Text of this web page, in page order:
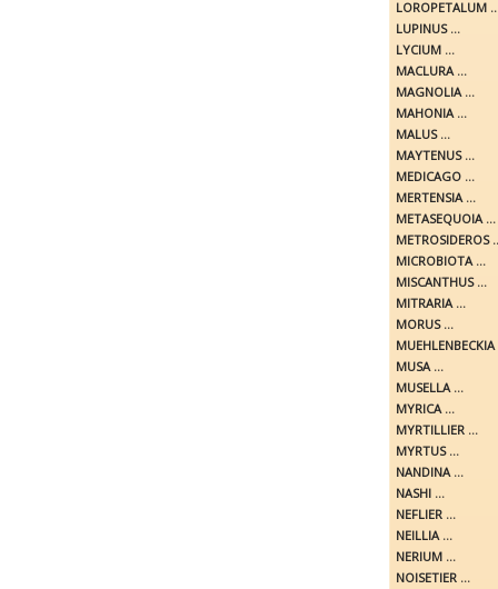
LOROPETALUM
LUPINUS ...
LYCIUM ...
MACLURA ...
MAGNOLIA ...
MAHONIA ...
MALUS ...
MAYTENUS ...
MEDICAGO ...
MERTENSIA ...
METASEQUOIA ...
METROSIDEROS
MICROBIOTA ...
MISCANTHUS ...
MITRARIA ...
MORUS ...
MUEHLENBECKIA
MUSA ...
MUSELLA ...
MYRICA ...
MYRTILLIER ...
MYRTUS ...
NANDINA ...
NASHI ...
NEFLIER ...
NEILLIA ...
NERIUM ...
NOISETIER ...